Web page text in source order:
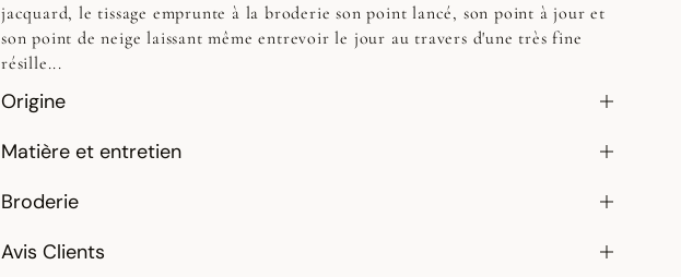
jacquard, le tissage emprunte à la broderie son point lancé, son point à jour et
son point de neige laissant même entrevoir le jour au travers d'une très fine
résille...
Origine
Matière et entretien
Broderie
Avis Clients